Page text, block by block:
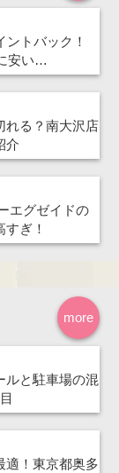
トバック！
安い…
れる？南大沢店
介
エグゼイドの
ぎ！
more
ルと駐車場の混
適！東京都奥多